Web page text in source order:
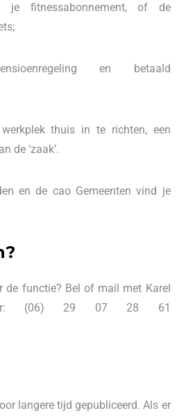
je fitnessabonnement, of de
en betaald
thuis in te richten, een
de ‘zaak’.
en de cao Gemeenten vind je
de functie? Bel of mail met Karel
(06) 29 07 28 61
langere tijd gepubliceerd. Als er